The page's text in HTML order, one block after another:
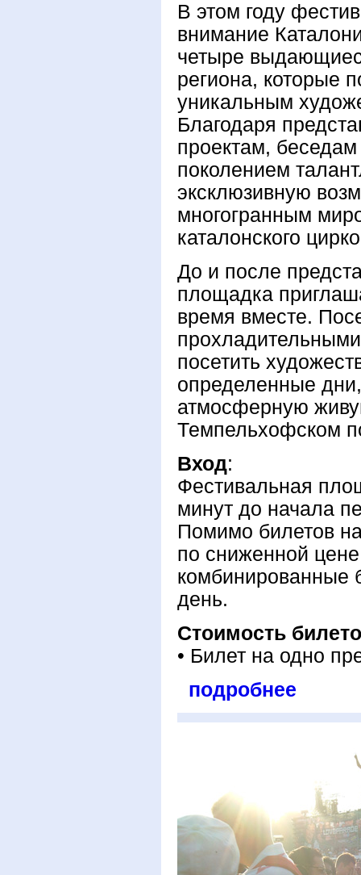
В этом году
внимание
четыре
региона, которые
уникальным
Благодаря
проектам,
поколением
эксклюзивную
многогранным
каталонского
До и после
площадка
время вместе.
посетить
определенные
атмосферную
Темпельхофском
Вход:
Фестивальная
минут до начала
Помимо билетов
по сниженной
комбинированные
день.
Стоимость
• Билет на одно
подробнее